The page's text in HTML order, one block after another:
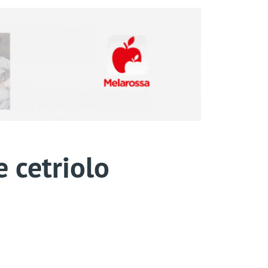
cetriolo